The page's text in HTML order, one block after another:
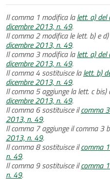
Il comma 1 modifica lalett. a)
dicembre 2013, n. 49.
Il comma 2 modifica le lett. b) e
dicembre 2013, n. 49.
Il comma 3 modifica lalett. a)
dicembre 2013, n. 49.
Il comma 4 sostituisce lalett. b)
dicembre 2013, n. 49.
Il comma 5 aggiunge la lett. c bis)
dicembre 2013, n. 49.
Il comma 6 sostituisce ilcomma
2013, n. 49.
Il comma 7 aggiunge il comma 3
2013, n. 49.
Il comma 8 sostituisce ilcomma
n. 49.
Il comma 9 sostituisce ilcomma
n. 49.